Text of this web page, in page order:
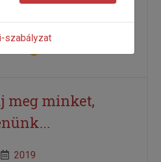
2016
2016/2
Fehér Anikó
meg minket,
2019
szabályzat